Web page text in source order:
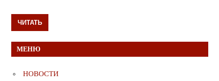
ЧИТАТЬ
МЕНЮ
НОВОСТИ